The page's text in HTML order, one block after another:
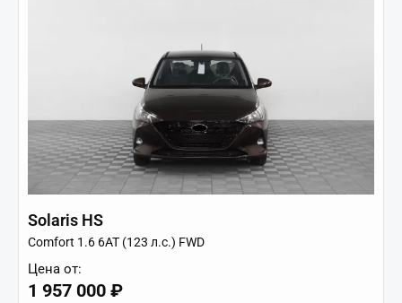
Solaris HS
Comfort 1.6 6AT (123 л.с.) FWD
Цена от:
1 957 000 ₽